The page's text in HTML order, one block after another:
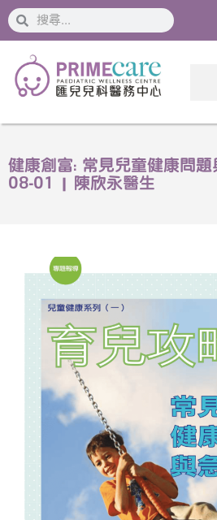
搜
索
搜
索
健康創富: 常見兒童健康問
08-01 | 陳欣永醫生